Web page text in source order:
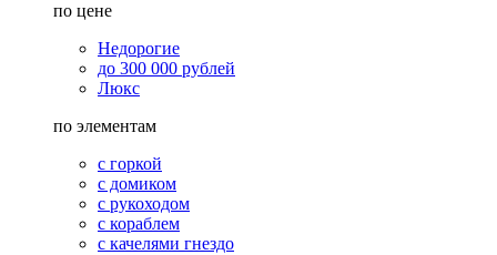
по цене
Недорогие
до 300 000 рублей
Люкс
по элементам
с горкой
с домиком
с рукоходом
с кораблем
с качелями гнездо